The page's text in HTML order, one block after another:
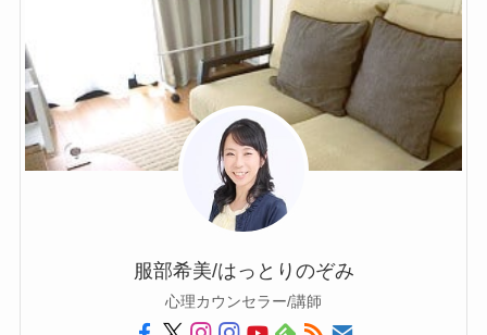
服部希美/はっとりのぞみ
心理カウンセラー/講師